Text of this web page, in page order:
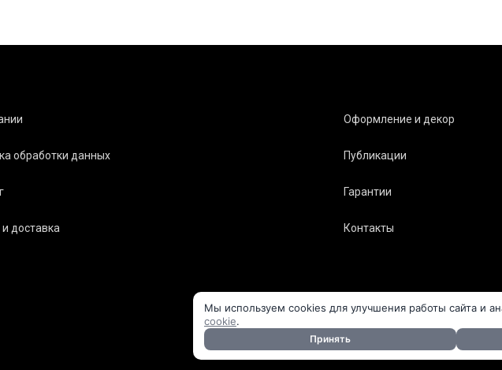
обработки данных
доставка
Оформление и декор
Публикации
Гарантии
Контакты
Мы используем cookies для улучшения работы сайта и
cookie.
Принять